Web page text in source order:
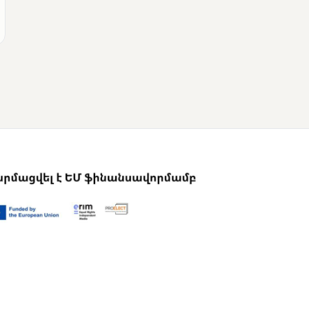
վարչապետը
շնորհավորել է Նիկոլ
Փաշինյանին՝
ընտրություններում